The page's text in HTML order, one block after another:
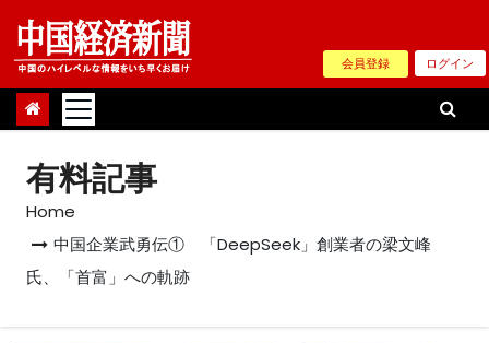
Skip
content
会員登録 ログイン
有料記事
Home
中国企業武勇伝① 「DeepSeek」創業者の梁文峰
氏、「首富」への軌跡